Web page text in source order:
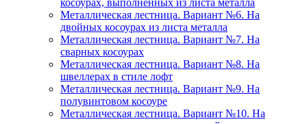
Металлическая лестница. Вариант №6. На
двойных косоурах из листа металла
Металлическая лестница. Вариант №7. На
сварных косоурах
Металлическая лестница. Вариант №8. На
швеллерах в стиле лофт
Металлическая лестница. Вариант №9. На
полувинтовом косоуре
Металлическая лестница. Вариант №10. На